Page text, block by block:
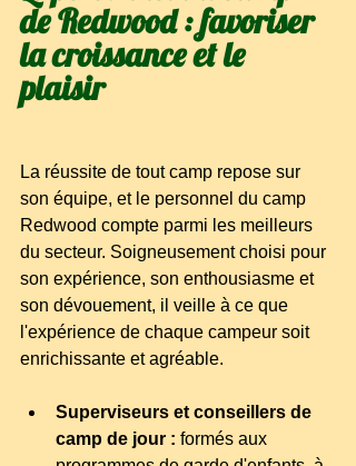
de Redwood : favoriser
la croissance et le
plaisir
La réussite de tout camp repose sur
son équipe, et le personnel du camp
Redwood compte parmi les meilleurs
du secteur. Soigneusement choisi pour
son expérience, son enthousiasme et
son dévouement, il veille à ce que
l'expérience de chaque campeur soit
enrichissante et agréable.
Superviseurs et conseillers de
camp de jour : formés aux